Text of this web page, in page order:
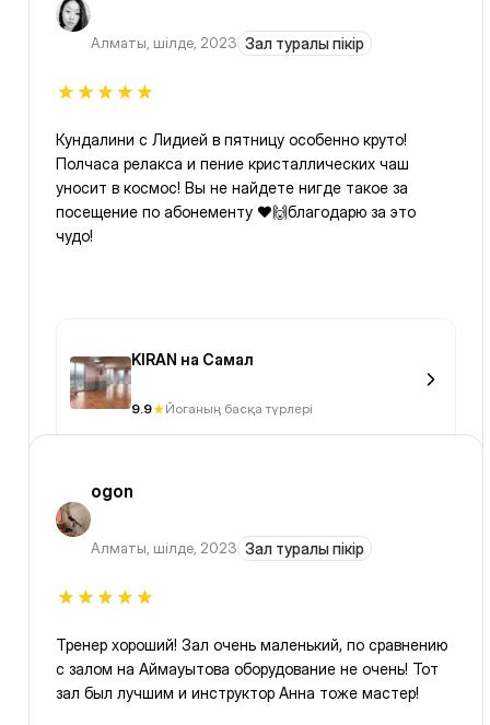
Алматы, шілде, 2023 Зал туралы пікір
Кундалини с Лидией в пятницу особенно круто!
Полчаса релакса и пение кристаллических чаш
уносит в космос! Вы не найдете нигде такое за
посещение по абонементу ❤️🙌благодарю за это
чудо!
KIRAN на Самал
9.9 Йоганың басқа түрлері
ogon
Алматы, шілде, 2023 Зал туралы пікір
Тренер хороший! Зал очень маленький, по сравнению
с залом на Аймауытова оборудование не очень! Тот
зал был лучшим и инструктор Анна тоже мастер!